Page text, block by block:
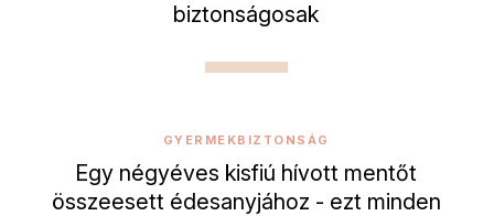
biztonságosak
GYERMEKBIZTONSÁG
Egy négyéves kisfiú hívott mentőt
összeesett édesanyjához - ezt minden